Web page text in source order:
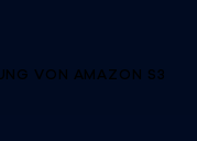
VON AMAZON S3